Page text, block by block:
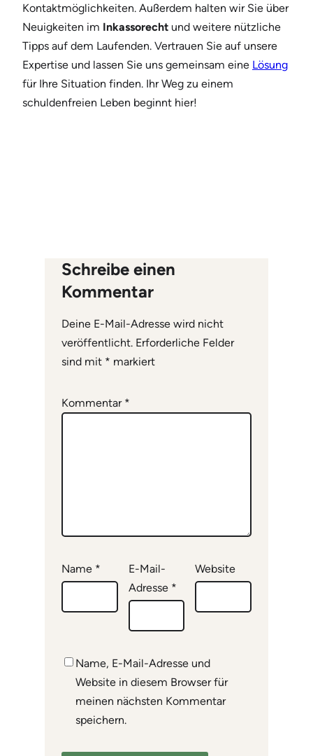
Kontaktmöglichkeiten. Außerdem halten wir Sie über
Neuigkeiten im Inkassorecht und weitere nützliche
Tipps auf dem Laufenden. Vertrauen Sie auf unsere
Expertise und lassen Sie uns gemeinsam eine Lösung
für Ihre Situation finden. Ihr Weg zu einem
schuldenfreien Leben beginnt hier!
Schreibe einen
Kommentar
Deine E-Mail-Adresse wird nicht
veröffentlicht. Erforderliche Felder
sind mit * markiert
Kommentar *
Name *
E-Mail-
Adresse *
Website
Name, E-Mail-Adresse und
Website in diesem Browser für
meinen nächsten Kommentar
speichern.